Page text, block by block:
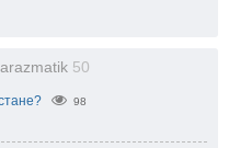
50
98